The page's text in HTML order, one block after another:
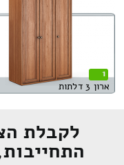
1
ארון 3 דלתות
לקבלת